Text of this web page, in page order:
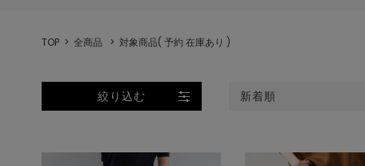
TOP 全商品 対象商品( 予約 在庫あり )
絞り込む 新着順